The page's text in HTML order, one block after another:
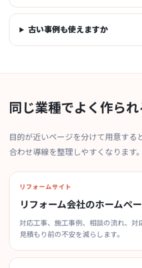
古い事例も使えますか
同じ業種でよく作ら
目的が近いページを分けて用意する
合わせ導線を整理しやすくなります。
リフォームサイト
リフォーム会社のホームペ
対応工事、施工事例、相談の流れ、対
見積もり前の不安を減らします。